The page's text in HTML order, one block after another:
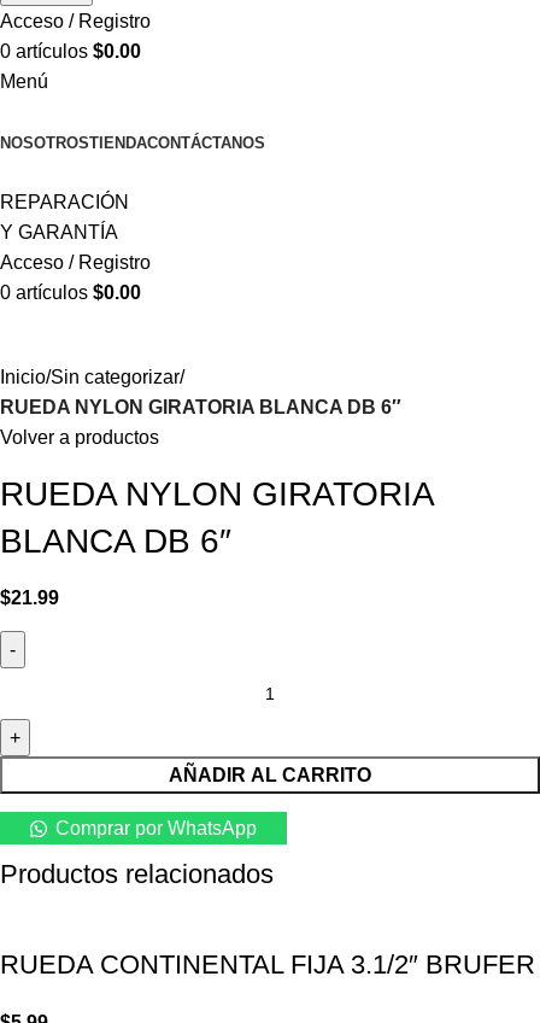
Acceso / Registro
0 artículos $0.00
Menú
NOSOTROSTIENDACONTÁCTANOS
REPARACIÓN
Y GARANTÍA
Acceso / Registro
0 artículos $0.00
Inicio Sin categorizar
RUEDA NYLON GIRATORIA BLANCA DB 6″
Volver a productos
RUEDA NYLON GIRATORIA
BLANCA DB 6″
$21.99
AÑADIR AL CARRITO
Comprar por WhatsApp
Productos relacionados
RUEDA CONTINENTAL FIJA 3.1/2″ BRUFER